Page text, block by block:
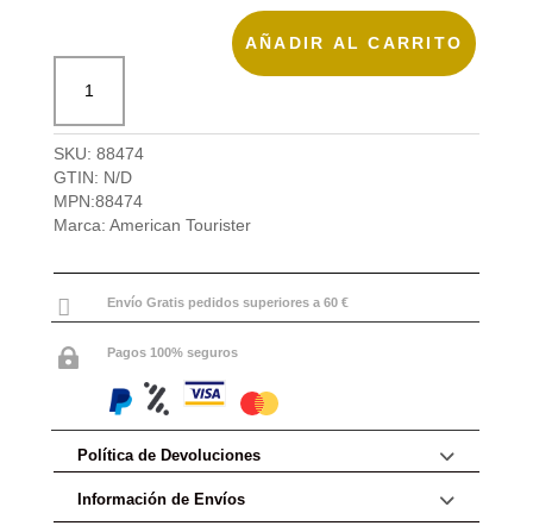
L
Soundbox
de
American
Tourister
AÑADIR AL CARRITO
SKU: 88474
GTIN: N/D
MPN:88474
Marca: American Tourister
 Envío Gratis pedidos superiores a 60 €
 Pagos 100% seguros
Política de Devoluciones
Información de Envíos